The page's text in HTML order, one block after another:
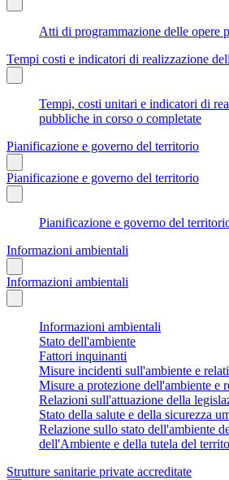
Atti di programmazione delle opere
Tempi costi e indicatori di realizzazione
Tempi, costi unitari e indicatori di
pubbliche in corso o completate
Pianificazione e governo del territorio
Pianificazione e governo del territorio
Pianificazione e governo del
Informazioni ambientali
Informazioni ambientali
Informazioni ambientali
Stato dell'ambiente
Fattori inquinanti
Misure incidenti sull'ambiente e
Misure a protezione dell'ambiente e
Relazioni sull'attuazione della
Stato della salute e della sicurezza
Relazione sullo stato dell'ambiente
dell'Ambiente e della tutela del
Strutture sanitarie private accreditate